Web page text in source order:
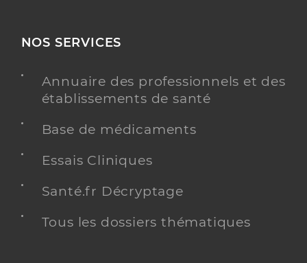
NOS SERVICES
Annuaire des professionnels et des
établissements de santé
Base de médicaments
Essais Cliniques
Santé.fr Décryptage
Tous les dossiers thématiques